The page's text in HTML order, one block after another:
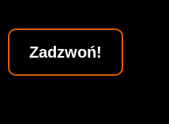
Zadzwoń!